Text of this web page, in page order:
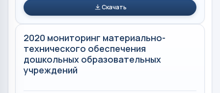
Скачать
2020 мониторинг материально-
технического обеспечения
дошкольных образовательных
учреждений